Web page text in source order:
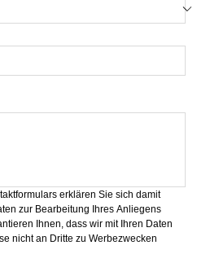
erklären Sie sich damit
zur Bearbeitung Ihres Anliegens
Ihnen, dass wir mit Ihren Daten
nicht an Dritte zu Werbezwecken